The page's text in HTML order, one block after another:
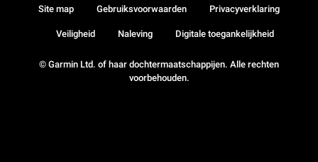
© Garmin Ltd. of haar dochtermaatschappijen. Alle rechten
voorbehouden.
Site map Gebruiksvoorwaarden Privacyverklaring
Veiligheid Naleving Digitale toegankelijkheid